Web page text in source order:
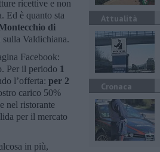
ricettive e non
Ed è quanto sta
di
sulla Valdichiana.
Facebook:
Per il periodo 1
l’offerta: per 2
carico 50%
nel ristorante
per il mercato
in più,
Attualità
Cronaca